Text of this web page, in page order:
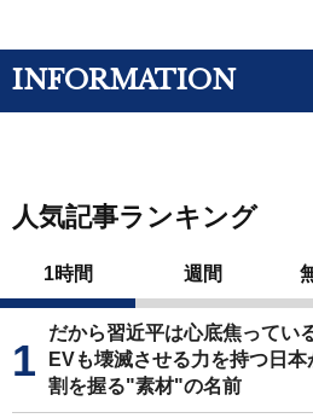
INFORMATION
人気記事ランキング
1時間 週間
だから習近平は心底焦ってい
EVも壊滅させる力を持つ日
割を握る"素材"の名前